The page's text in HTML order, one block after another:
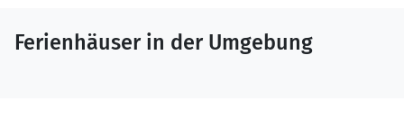
Ferienhäuser in der Umgebung